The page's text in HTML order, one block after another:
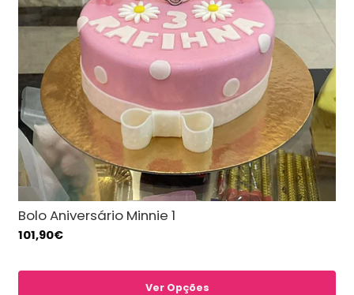
Bolo Aniversário Minnie 1
101,90€
Ver Opções